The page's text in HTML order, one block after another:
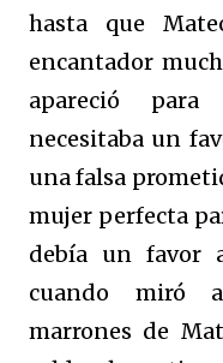
hasta que
encantador
apareció
necesitaba un
una falsa
mujer perfecta
debía un favor
cuando miró
marrones de